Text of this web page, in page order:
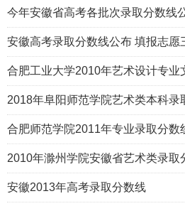
今年安徽省高考各批次录取分数线
安徽高考录取分数线公布 填报志愿
合肥工业大学2010年艺术设计专业
2018年阜阳师范学院艺术类本科录
合肥师范学院2011年专业录取分数
2010年滁州学院安徽省艺术类录取
安徽2013年高考录取分数线